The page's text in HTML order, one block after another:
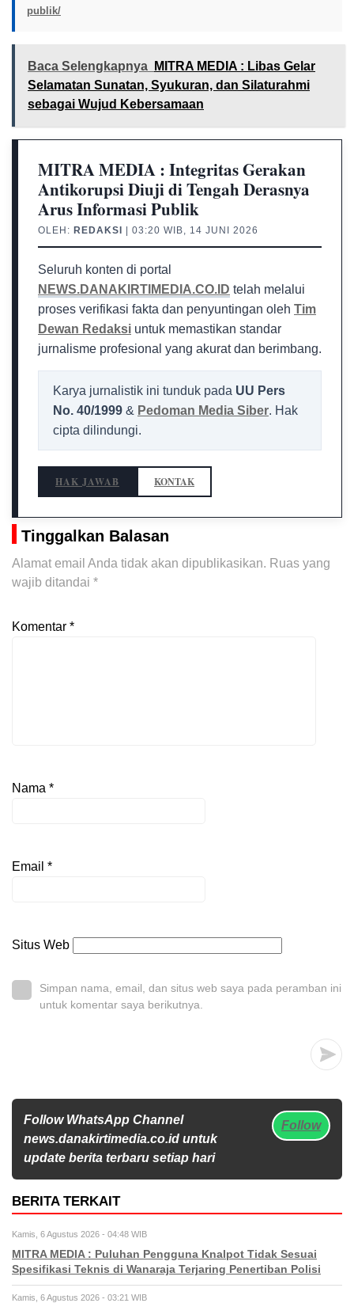
publik/
Baca Selengkapnya
MITRA MEDIA : Libas Gelar
Selamatan Sunatan, Syukuran, dan Silaturahmi
sebagai Wujud Kebersamaan
MITRA MEDIA : Integritas Gerakan
Antikorupsi Diuji di Tengah Derasnya
Arus Informasi Publik
OLEH: REDAKSI | 03:20 WIB, 14 JUNI 2026
Seluruh konten di portal
NEWS.DANAKIRTIMEDIA.CO.ID telah melalui
proses verifikasi fakta dan penyuntingan oleh Tim
Dewan Redaksi untuk memastikan standar
jurnalisme profesional yang akurat dan berimbang.
Karya jurnalistik ini tunduk pada UU Pers
No. 40/1999 & Pedoman Media Siber. Hak
cipta dilindungi.
HAK JAWAB KONTAK
Tinggalkan Balasan
Alamat email Anda tidak akan dipublikasikan. Ruas yang
wajib ditandai *
Komentar *
Nama *
Email *
Situs Web
Simpan nama, email, dan situs web saya pada peramban ini
untuk komentar saya berikutnya.
Follow WhatsApp Channel
news.danakirtimedia.co.id untuk
update berita terbaru setiap hari
Follow
BERITA TERKAIT
Kamis, 6 Agustus 2026 - 04:48 WIB
MITRA MEDIA : Puluhan Pengguna Knalpot Tidak Sesuai
Spesifikasi Teknis di Wanaraja Terjaring Penertiban Polisi
Kamis, 6 Agustus 2026 - 03:21 WIB